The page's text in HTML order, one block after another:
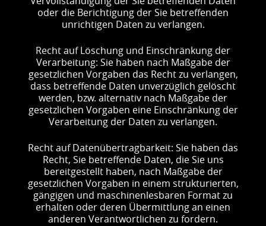
oder die Berichtigung der Sie betreffenden
unrichtigen Daten zu verlangen.
Recht auf Löschung und Einschränkung der
Verarbeitung: Sie haben nach Maßgabe der
gesetzlichen Vorgaben das Recht zu verlangen,
dass betreffende Daten unverzüglich gelöscht
werden, bzw. alternativ nach Maßgabe der
gesetzlichen Vorgaben eine Einschränkung der
Verarbeitung der Daten zu verlangen.
Recht auf Datenübertragbarkeit: Sie haben das
Recht, Sie betreffende Daten, die Sie uns
bereitgestellt haben, nach Maßgabe der
gesetzlichen Vorgaben in einem strukturierten,
gängigen und maschinenlesbaren Format zu
erhalten oder deren Übermittlung an einen
anderen Verantwortlichen zu fordern.